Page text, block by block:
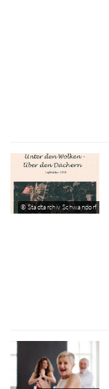
© Stadtarchiv Schwandorf